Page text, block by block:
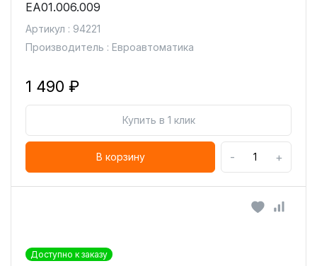
EA01.006.009
Артикул : 94221
Производитель : Евроавтоматика
1 490 ₽
Купить в 1 клик
В корзину - +
Доступно к заказу